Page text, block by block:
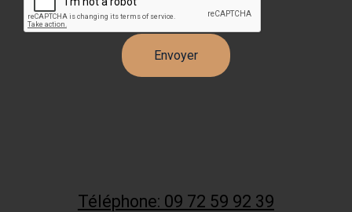
Téléphone: 09 72 59 92 39